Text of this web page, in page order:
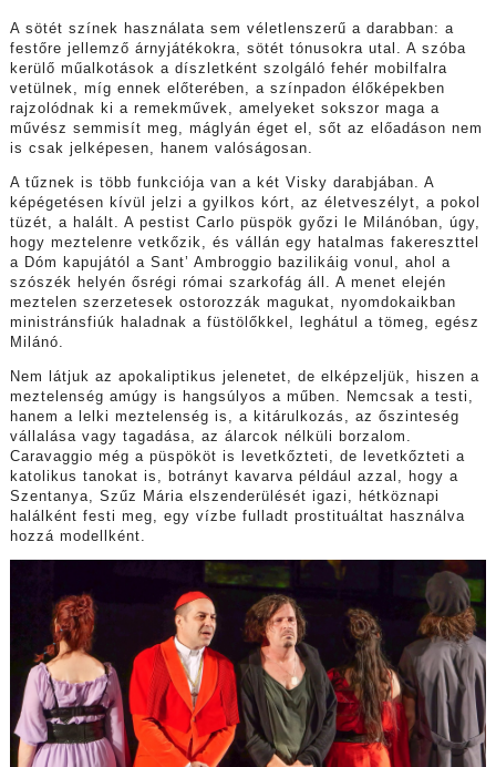
A sötét színek használata sem véletlenszerű a darabban: a
festőre jellemző árnyjátékokra, sötét tónusokra utal. A szóba
kerülő műalkotások a díszletként szolgáló fehér mobilfalra
vetülnek, míg ennek előterében, a színpadon élőképekben
rajzolódnak ki a remekművek, amelyeket sokszor maga a
művész semmisít meg, máglyán éget el, sőt az előadáson nem
is csak jelképesen, hanem valóságosan.
A tűznek is több funkciója van a két Visky darabjában. A
képégetésen kívül jelzi a gyilkos kórt, az életveszélyt, a pokol
tüzét, a halált. A pestist Carlo püspök győzi le Milánóban, úgy,
hogy meztelenre vetkőzik, és vállán egy hatalmas fakereszttel
a Dóm kapujától a Sant’ Ambroggio bazilikáig vonul, ahol a
szószék helyén ősrégi római szarkofág áll. A menet elején
meztelen szerzetesek ostorozzák magukat, nyomdokaikban
ministránsfiúk haladnak a füstölőkkel, leghátul a tömeg, egész
Milánó.
Nem látjuk az apokaliptikus jelenetet, de elképzeljük, hiszen a
meztelenség amúgy is hangsúlyos a műben. Nemcsak a testi,
hanem a lelki meztelenség is, a kitárulkozás, az őszinteség
vállalása vagy tagadása, az álarcok nélküli borzalom.
Caravaggio még a püspököt is levetkőzteti, de levetkőzteti a
katolikus tanokat is, botrányt kavarva például azzal, hogy a
Szentanya, Szűz Mária elszenderülését igazi, hétköznapi
halálként festi meg, egy vízbe fulladt prostituáltat használva
hozzá modellként.